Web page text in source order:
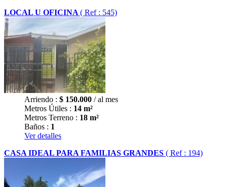
LOCAL U OFICINA ( Ref : 545)
Arriendo : $ 150.000 / al mes
Metros Útiles : 14 m²
Metros Terreno : 18 m²
Baños : 1
Ver detalles
CASA IDEAL PARA FAMILIAS GRANDES ( Ref : 194)